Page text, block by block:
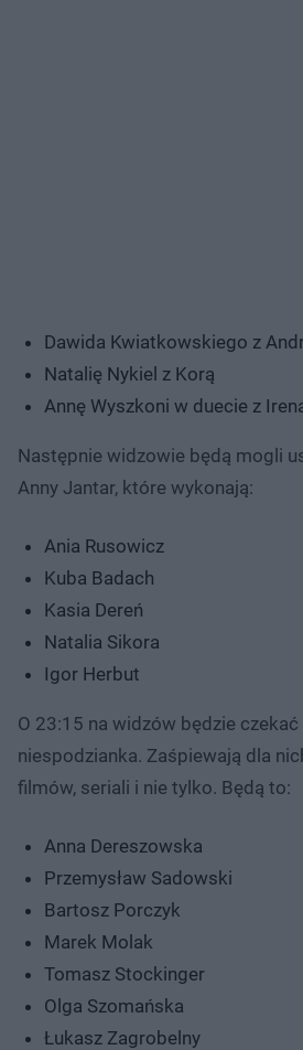
Dawida Kwiatkowskiego z
Natalię Nykiel z Korą
Annę Wyszkoni w duecie z
Następnie widzowie będą mogli
Anny Jantar, które wykonają:
Ania Rusowicz
Kuba Badach
Kasia Dereń
Natalia Sikora
Igor Herbut
O 23:15 na widzów będzie
niespodzianka. Zaśpiewają dla
filmów, seriali i nie tylko. Będą to:
Anna Dereszowska
Przemysław Sadowski
Bartosz Porczyk
Marek Molak
Tomasz Stockinger
Olga Szomańska
Łukasz Zagrobelny